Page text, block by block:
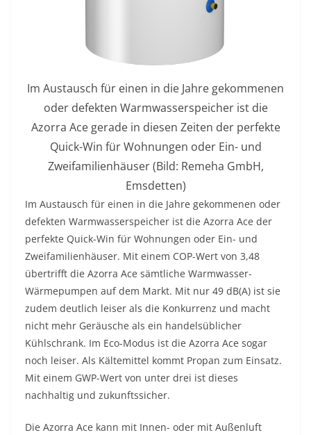
Im Austausch für einen in die Jahre gekommenen
oder defekten Warmwasserspeicher ist die
Azorra Ace gerade in diesen Zeiten der perfekte
Quick-Win für Wohnungen oder Ein- und
Zweifamilienhäuser (Bild: Remeha GmbH,
Emsdetten)
Im Austausch für einen in die Jahre gekommenen oder
defekten Warmwasserspeicher ist die Azorra Ace der
perfekte Quick-Win für Wohnungen oder Ein- und
Zweifamilienhäuser. Mit einem COP-Wert von 3,48
übertrifft die Azorra Ace sämtliche Warmwasser-
Wärmepumpen auf dem Markt. Mit nur 49 dB(A) ist sie
zudem deutlich leiser als die Konkurrenz und macht
nicht mehr Geräusche als ein handelsüblicher
Kühlschrank. Im Eco-Modus ist die Azorra Ace sogar
noch leiser. Als Kältemittel kommt Propan zum Einsatz.
Mit einem GWP-Wert von unter drei ist dieses
nachhaltig und zukunftssicher.
Die Azorra Ace kann mit Innen- oder mit Außenluft